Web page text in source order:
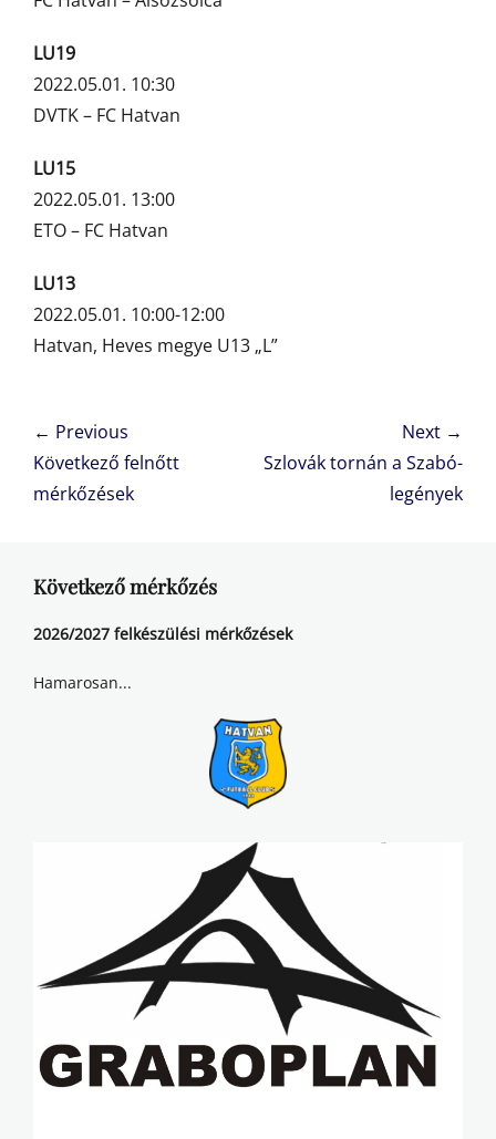
LU19
2022.05.01. 10:30
DVTK – FC Hatvan
LU15
2022.05.01. 13:00
ETO – FC Hatvan
LU13
2022.05.01. 10:00-12:00
Hatvan, Heves megye U13 „L”
Bejegyzés
navigáció
← Previous
Previous
post:
Következő felnőtt
mérkőzések
Next →
Next
Szlovák tornán a Szabó-
legények
Következő mérkőzés
2026/2027 felkészülési mérkőzések
Hamarosan...